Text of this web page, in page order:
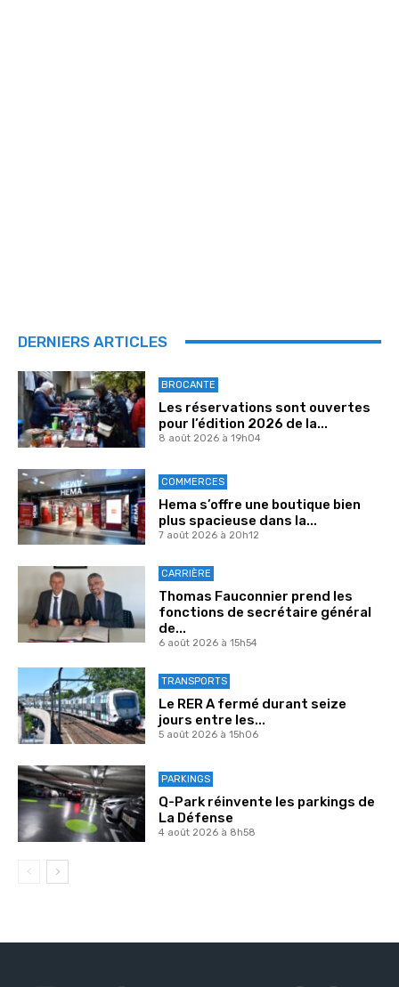
DERNIERS ARTICLES
BROCANTE
Les réservations sont ouvertes
pour l’édition 2026 de la...
8 août 2026 à 19h04
COMMERCES
Hema s’offre une boutique bien
plus spacieuse dans la...
7 août 2026 à 20h12
CARRIÈRE
Thomas Fauconnier prend les
fonctions de secrétaire général
de...
6 août 2026 à 15h54
TRANSPORTS
Le RER A fermé durant seize
jours entre les...
5 août 2026 à 15h06
PARKINGS
Q-Park réinvente les parkings de
La Défense
4 août 2026 à 8h58